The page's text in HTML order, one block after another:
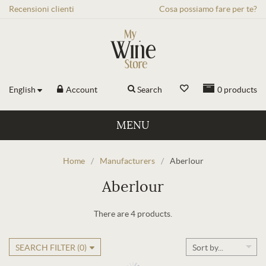
Recensioni clienti Cosa possiamo fare per te?
English Account 0 products
Search
MENU
Home / Manufacturers / Aberlour
Aberlour
There are 4 products.
SEARCH FILTER (0) Sort by...